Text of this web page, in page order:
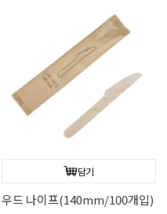
담기
우드 나이프(140mm/100개입)